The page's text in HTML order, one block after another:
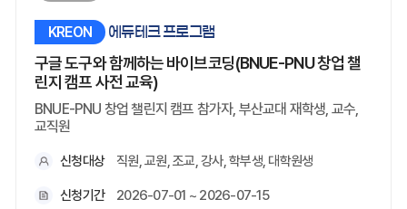
KREON 에듀테크 프로그램
구글 도구와 함께하는 바이브코딩(BNUE-PNU 창업 챌
린지 캠프 사전 교육)
BNUE-PNU 창업 챌린지 캠프 참가자, 부산교대 재학생, 교수,
교직원
신청대상 직원, 교원, 조교, 강사, 학부생, 대학원생
신청기간 2026-07-01 ~ 2026-07-15